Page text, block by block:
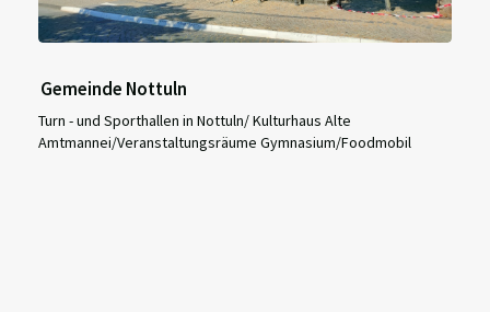
Gemeinde Nottuln
Turn - und Sporthallen in Nottuln/ Kulturhaus Alte
Amtmannei/Veranstaltungsräume Gymnasium/Foodmobil